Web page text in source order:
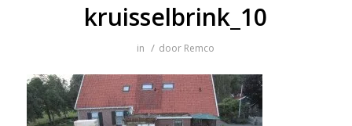
kruisselbrink_10
in / door Remco